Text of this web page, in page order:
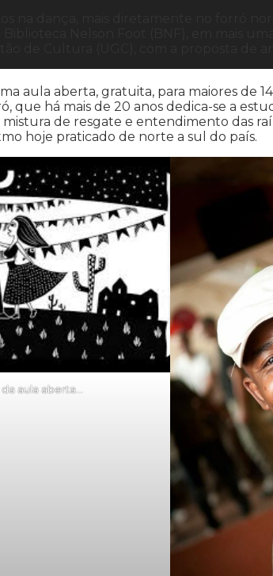
aula aberta, gratuita, para maiores de
que há mais de 20 anos dedica-se a
mistura de resgate e entendimento das
hoje praticado de norte a sul do país.
aula aberta…